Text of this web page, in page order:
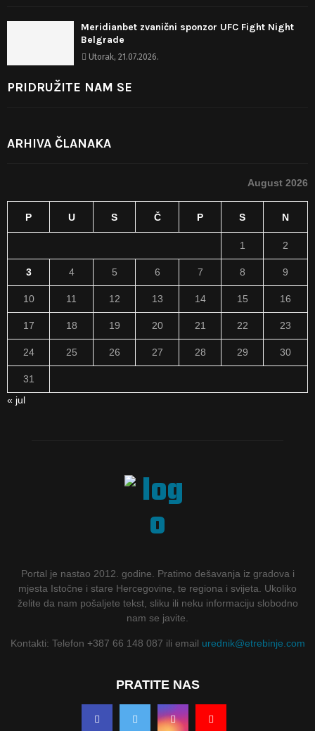
Meridianbet zvanični sponzor UFC Fight Night
Belgrade
Utorak, 21.07.2026.
PRIDRUŽITE NAM SE
ARHIVA ČLANAKA
August 2026
P U S Č P S N
1 2
3 4 5 6 7 8 9
10 11 12 13 14 15 16
17 18 19 20 21 22 23
24 25 26 27 28 29 30
31
« jul
Portal je nastao 2012. godine. Pratimo dešavanja iz gradova i
mjesta Istočne i stare Hercegovine, te regiona i svijeta. Ukoliko
želite da nam pošaljete tekst, sliku ili neku informaciju slobodno
nam se javite.
Kontakti: Telefon +387 66 148 087 ili email urednik@etrebinje.com
PRATITE NAS